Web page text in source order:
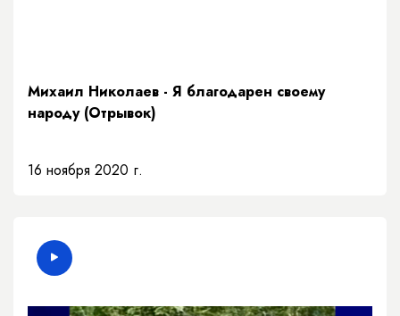
Михаил Николаев - Я благодарен своему
народу (Отрывок)
16 ноября 2020 г.